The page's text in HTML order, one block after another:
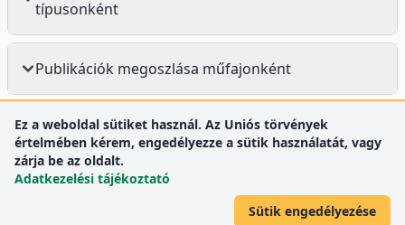
típusonként
Publikációk megoszlása műfajonként
Ez a weboldal sütiket használ. Az Uniós törvények
értelmében kérem, engedélyezze a sütik használatát, vagy
zárja be az oldalt.
Adatkezelési tájékoztató
Sütik engedélyezése